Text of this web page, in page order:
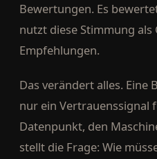
Bewertungen. Es
nutzt diese Stimmung
Empfehlungen.
Das verändert alles.
nur ein Vertrauenssignal
Datenpunkt, den
stellt die Frage: Wie